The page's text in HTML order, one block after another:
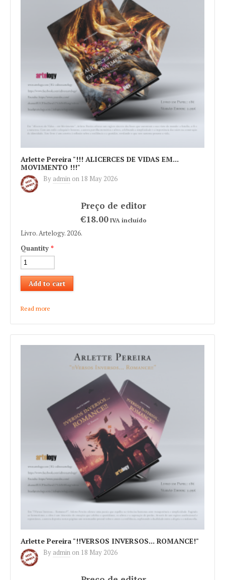
Arlette Pereira "!!! ALICERCES DE VIDAS EM...
MOVIMENTO !!!"
By admin on 18 May 2026
€18.00IVA incluído
Livro. Artelogy. 2026.
Quantity *
Read more
Arlette Pereira "!!VERSOS INVERSOS... ROMANCE!"
By admin on 18 May 2026